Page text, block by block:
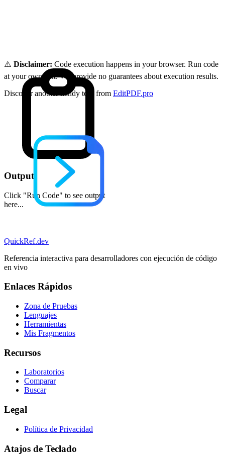
Output
Click "Run Code" to see output
here...
⚠️ Disclaimer: Code execution happens in your browser. Run code
at your own risk. We provide no guarantees about execution results.
Discover another handy tool from EditPDF.pro
QuickRef.dev
Referencia interactiva para desarrolladores con ejecución de código
en vivo
Enlaces Rápidos
Zona de Pruebas
Lenguajes
Herramientas
Mis Fragmentos
Recursos
Laboratorios
Comparar
Buscar
Legal
Política de Privacidad
Atajos de Teclado